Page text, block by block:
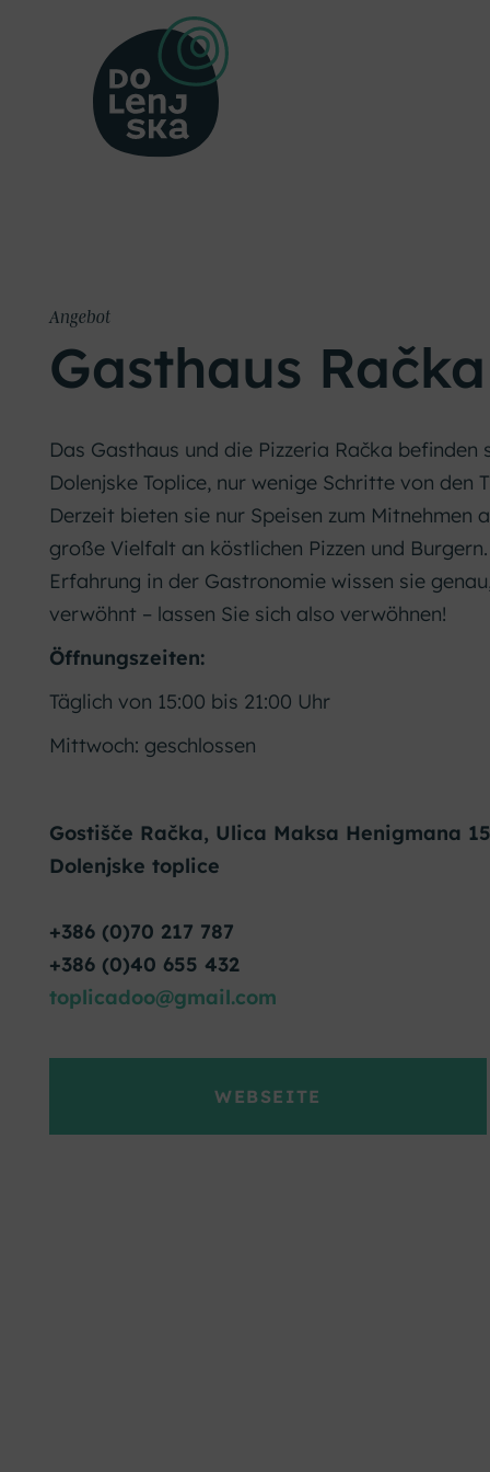
Angebot
Gasthaus Račka
Das Gasthaus und die Pizzeria Račka befinden
Dolenjske Toplice, nur wenige Schritte von den
Derzeit bieten sie nur Speisen zum Mitnehmen
große Vielfalt an köstlichen Pizzen und
Erfahrung in der Gastronomie wissen sie
verwöhnt – lassen Sie sich also verwöhnen!
Öffnungszeiten:
Täglich von 15:00 bis 21:00 Uhr
Mittwoch: geschlossen
Gostišče Račka, Ulica Maksa Henigmana
Dolenjske toplice
+386 (0)70 217 787
+386 (0)40 655 432
toplicadoo@gmail.com
WEBSEITE